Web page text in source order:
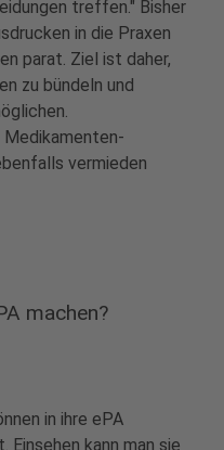
treffen." Bisher
in die Praxen
parat. Ziel ist daher,
zu bündeln und
Medikamenten-
vermieden
machen?
in ihre ePA
Einsehen kann man sie